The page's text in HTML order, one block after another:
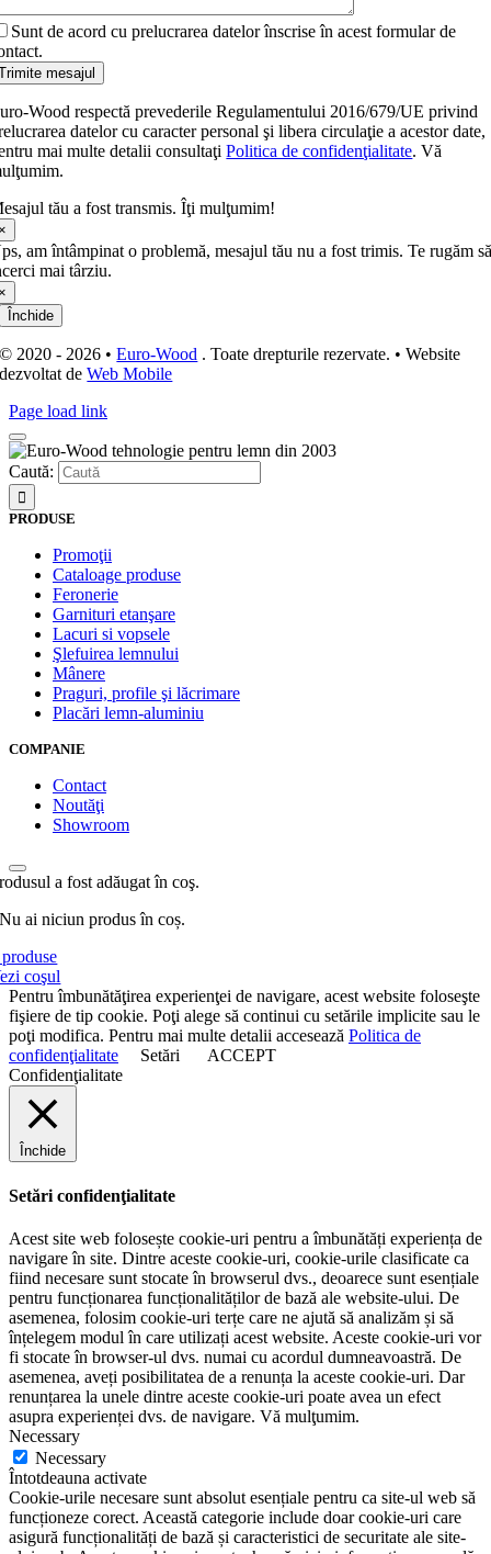
Sunt de acord cu prelucrarea datelor înscrise în acest formular de
mesajul
Wood respectă prevederile Regulamentului 2016/679/UE privind
datelor cu caracter personal şi libera circulaţie a acestor date,
mai multe detalii consultaţiPolitica de confidenţialitate. Vă
tău a fost transmis. Îţi mulţumim!
am întâmpinat o problemă, mesajul tău nu a fost trimis. Te rugăm
mai târziu.
Închide
© 2020 - 2026 •Euro-Wood . Toate drepturile rezervate. • Website
dezvoltat deWeb Mobile
Page load link
Caută:
PRODUSE
Promoţii
Cataloage produse
Feronerie
Garnituri etanşare
Lacuri si vopsele
Şlefuirea lemnului
Mânere
Praguri, profile şi lăcrimare
Placări lemn-aluminiu
COMPANIE
Contact
Noutăţi
Showroom
a fost adăugat în coş.
Nu ai niciun produs în coș.
coşul
Pentru îmbunătăţirea experienţei de navigare, acest website foloseşte
fişiere de tip cookie. Poţi alege să continui cu setările implicite sau le
poţi modifica. Pentru mai multe detalii accesează Politica de
confidenţialitate
Setări
ACCEPT
Confidenţialitate
Închide
Setări confidenţialitate
Acest site web folosește cookie-uri pentru a îmbunătăți experiența de
navigare în site. Dintre aceste cookie-uri, cookie-urile clasificate ca
fiind necesare sunt stocate în browserul dvs., deoarece sunt esențiale
pentru funcționarea funcționalităților de bază ale website-ului. De
asemenea, folosim cookie-uri terțe care ne ajută să analizăm și să
înțelegem modul în care utilizați acest website. Aceste cookie-uri vor
fi stocate în browser-ul dvs. numai cu acordul dumneavoastră. De
asemenea, aveți posibilitatea de a renunța la aceste cookie-uri. Dar
renunțarea la unele dintre aceste cookie-uri poate avea un efect
asupra experienței dvs. de navigare. Vă mulţumim.
Necessary
Necessary
Întotdeauna activate
Cookie-urile necesare sunt absolut esențiale pentru ca site-ul web să
funcționeze corect. Această categorie include doar cookie-uri care
asigură funcționalități de bază și caracteristici de securitate ale site-